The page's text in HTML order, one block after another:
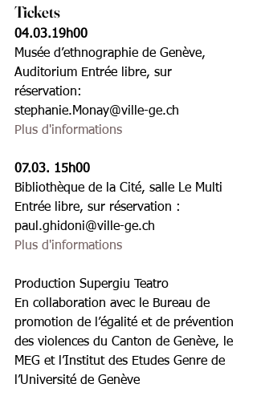
Tickets
04.03.19h00
Musée dʼethnographie de Genève,
Auditorium Entrée libre, sur
réservation:
stephanie.Monay@ville-ge.ch
Plus d'informations
07.03. 15h00
Bibliothèque de la Cité, salle Le Multi
Entrée libre, sur réservation :
paul.ghidoni@ville-ge.ch
Plus d'informations
Production Supergiu Teatro
En collaboration avec le Bureau de
promotion de l’égalité et de prévention
des violences du Canton de Genève, le
MEG et l’Institut des Etudes Genre de
l’Université de Genève